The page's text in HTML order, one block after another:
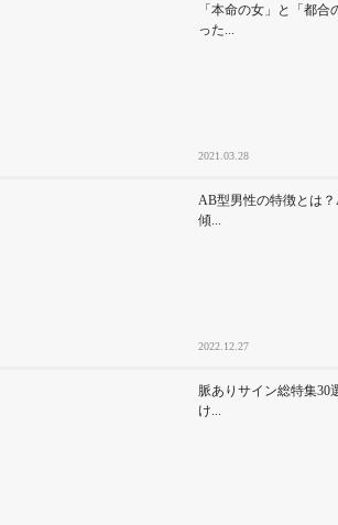
「本命の女」と「都
った...
2021.03.28
AB型男性の特徴とは
傾...
2022.12.27
脈ありサイン総特集30
け...